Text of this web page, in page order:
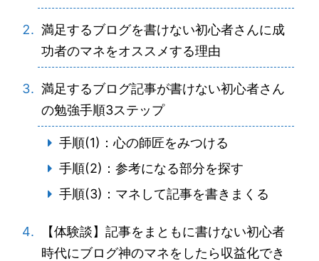
満足するブログを書けない初心者さんに成
功者のマネをオススメする理由
満足するブログ記事が書けない初心者さん
の勉強手順3ステップ
手順(1)：心の師匠をみつける
手順(2)：参考になる部分を探す
手順(3)：マネして記事を書きまくる
【体験談】記事をまともに書けない初心者
時代にブログ神のマネをしたら収益化でき